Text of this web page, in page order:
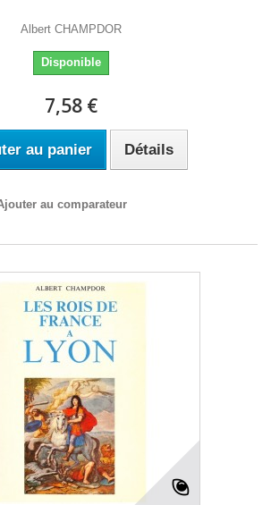
Albert CHAMPDOR
Disponible
7,58 €
au panier Détails
au comparateur